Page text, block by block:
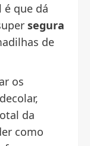
é que dá
segura
de
os
da
como